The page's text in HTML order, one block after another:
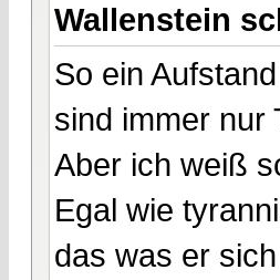
Wallenstein
So ein
sind immer nur
Aber ich weiß
Egal wie
das was er